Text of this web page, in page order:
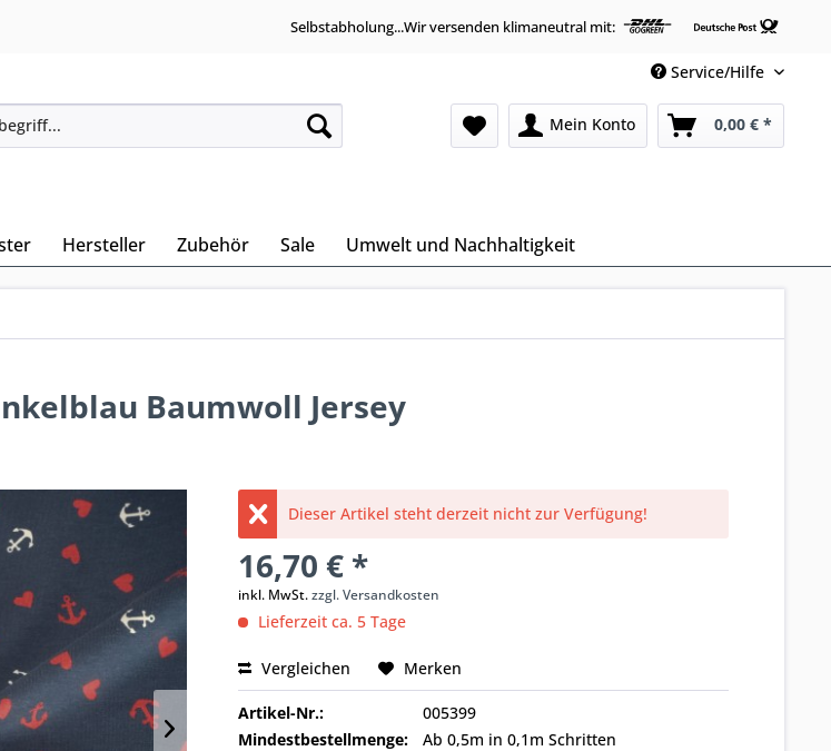
Selbstabholung...Wir versenden klimaneutral mit:
Service/Hilfe
Mein Konto 0,00 € *
Hersteller Zubehör Sale Umwelt und Nachhaltigkeit
Baumwoll Jersey
Dieser Artikel steht derzeit nicht zur Verfügung!
16,70 € *
inkl. MwSt.zzgl. Versandkosten
Lieferzeit ca. 5 Tage
Vergleichen Merken
Artikel-Nr.:
005399
Mindestbestellmenge:
Ab 0,5m in 0,1m Schritten